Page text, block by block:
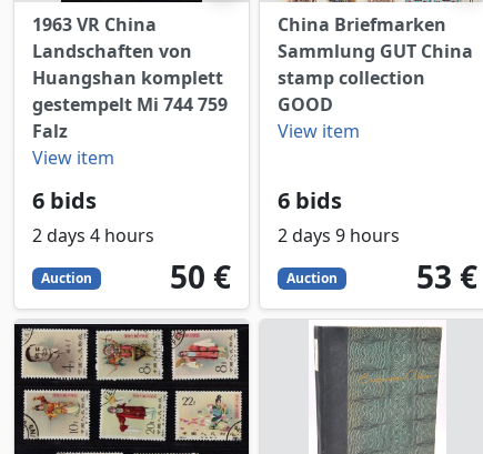
1963 VR China
Landschaften von
Huangshan komplett
gestempelt Mi 744 759
Falz
View item
6 bids
2 days 4 hours
Auction 50
EUR
50 €
China Briefmarken
Sammlung GUT China
stamp collection
GOOD
View item
6 bids
2 days 9 hours
Auction 53
EUR
53 €